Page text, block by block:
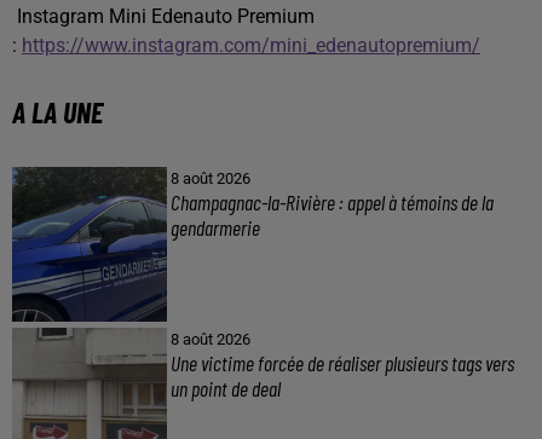
Instagram Mini Edenauto Premium
: https://www.instagram.com/mini_edenautopremium/
A LA UNE
8 août 2026
Champagnac-la-Rivière : appel à témoins de la
gendarmerie
8 août 2026
Une victime forcée de réaliser plusieurs tags vers
un point de deal